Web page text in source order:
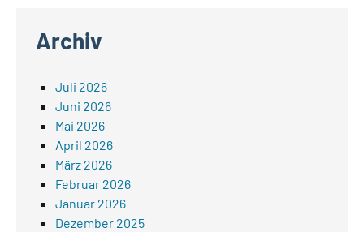
Archiv
Juli 2026
Juni 2026
Mai 2026
April 2026
März 2026
Februar 2026
Januar 2026
Dezember 2025